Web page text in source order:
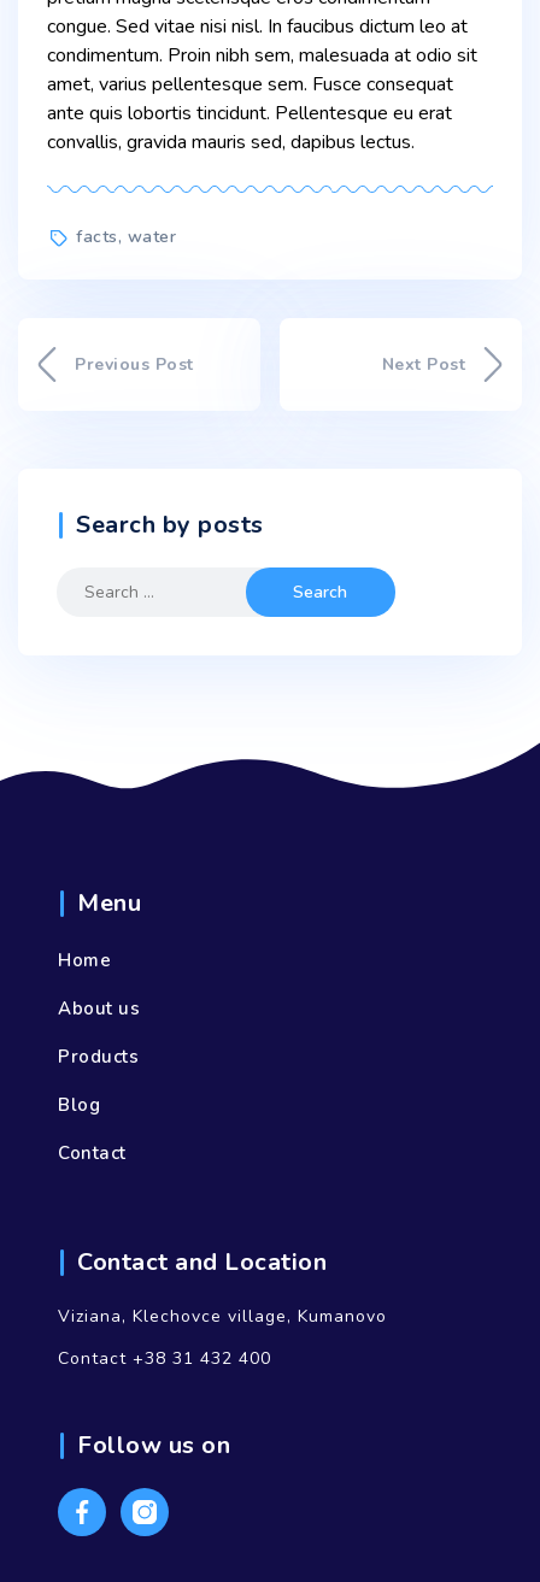
congue. Sed vitae nisi nisl. In faucibus dictum leo at
condimentum. Proin nibh sem, malesuada at odio sit
amet, varius pellentesque sem. Fusce consequat
ante quis lobortis tincidunt. Pellentesque eu erat
convallis, gravida mauris sed, dapibus lectus.
Tagsfacts, water
Previous Post Next Post
Search by posts
Search
Menu
Home
About us
Products
Blog
Contact
Contact and Location
Viziana, Klechovce village, Kumanovo
Contact +38 31 432 400
Follow us on
FacebookInstagram